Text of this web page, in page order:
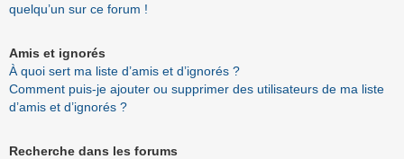
quelqu’un sur ce forum !
Amis et ignorés
À quoi sert ma liste d’amis et d’ignorés ?
Comment puis-je ajouter ou supprimer des utilisateurs de ma liste
d’amis et d’ignorés ?
Recherche dans les forums